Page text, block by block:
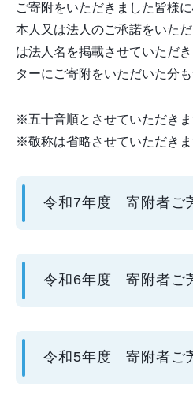
ご寄附をいただきました皆様
本人又は法人のご承諾をいた
は法人名を掲載させていただ
ターにご寄附をいただいた分
※五十音順とさせていただきま
※敬称は省略させていただきま
令和7年度 寄附者ご
令和6年度 寄附者ご
令和5年度 寄附者ご